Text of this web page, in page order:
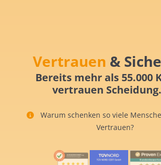
Vertrauen &
Bereits mehr als 55.000
vertrauen
Warum schenken so viele
Vertrauen?